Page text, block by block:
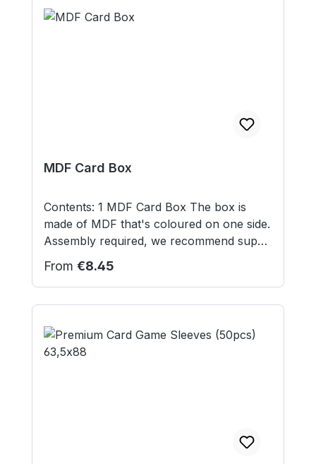
preassembled and is ready to use
immediately. Contents: 1 lasercut acryllic
MDF Card Box
Contents: 1 MDF Card Box The box is
made of MDF that's coloured on one side.
Assembly required, we recommend super
glue or PVA glue.Not suitable for children
under 12 years.
Regular price:
From €8.45